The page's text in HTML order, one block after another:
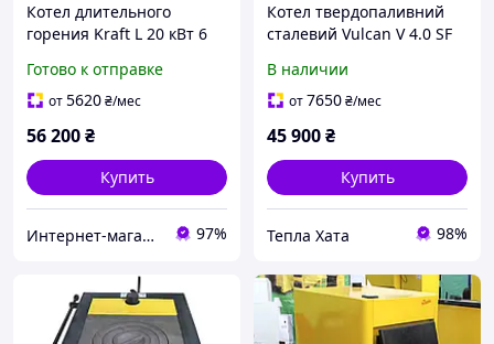
Котел длительного
горения Kraft L 20 кВт 6
Готово к отправке
от5620₴/мес
56 200₴
Купить
Интернет-магазин "Ochag" 97%
Котел твердопаливний
сталевий Vulcan V 4.0 SF
В наличии
от7650₴/мес
45 900₴
Купить
Тепла Хата 98%